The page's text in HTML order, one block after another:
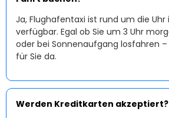
Ja, Flughafentaxi ist rund um die Uhr
verfügbar. Egal ob Sie um 3 Uhr
oder bei Sonnenaufgang losfahren –
für Sie da.
Werden Kreditkarten akzeptiert?